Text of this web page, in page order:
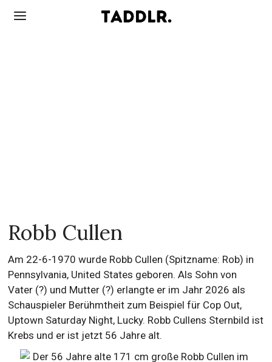
Robb Cullen
Am 22-6-1970 wurde Robb Cullen (Spitzname: Rob) in
Pennsylvania, United States geboren. Als Sohn von
Vater (?) und Mutter (?) erlangte er im Jahr 2026 als
Schauspieler Berühmtheit zum Beispiel für Cop Out,
Uptown Saturday Night, Lucky. Robb Cullens Sternbild ist
Krebs und er ist jetzt 56 Jahre alt.